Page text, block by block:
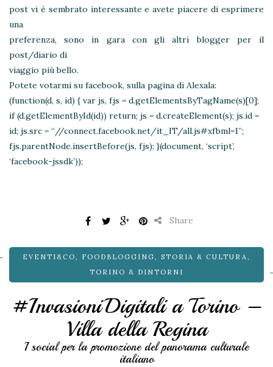
post vi è sembrato interessante e avete piacere di esprimere
una
preferenza, sono in gara con gli altri blogger per il
post/diario di
viaggio più bello.
Potete votarmi su facebook, sulla pagina di Alexala:
(function(d, s, id) { var js, fjs = d.getElementsByTagName(s)[0];
if (d.getElementById(id)) return; js = d.createElement(s); js.id =
id; js.src = “//connect.facebook.net/it_IT/all.js#xfbml=1”;
fjs.parentNode.insertBefore(js, fjs); }(document, ‘script’,
‘facebook-jssdk’));
Share
EVENTI&CO , FOODBLOGGING , STORIA & CULTURA ,
TORINO & DINTORNI
#InvasioniDigitali a Torino –
Villa della Regina
I social per la promozione del panorama culturale
italiano